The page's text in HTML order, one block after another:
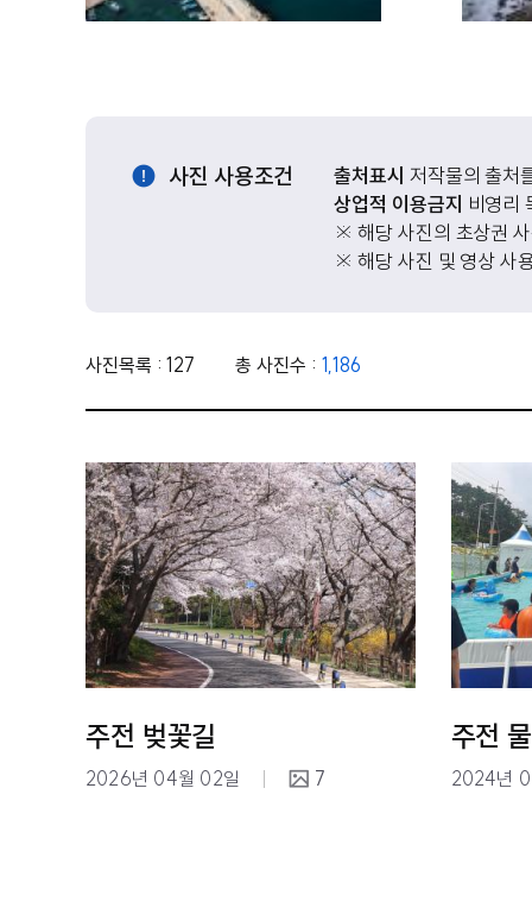
사진 사용조건 출처표시 저작물의 출처
상업적 이용금지 비영리
※ 해당 사진의 초상권
※ 해당 사진 및 영상 사
사진목록 : 127 총 사진수 : 1,186
주전 벚꽃길
2026년 04월 02일 7
주전
2024년